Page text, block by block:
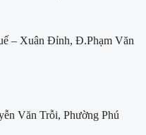
– Xuân Đỉnh, Đ.Phạm Văn
Văn Trỗi, Phường Phú